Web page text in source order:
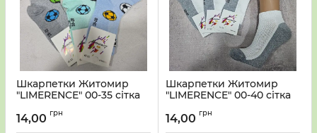
Шкарпетки Житомир
"LIMERENCE" 00-35 сітка
довжиною стопи: р. 14-16,
14,00 грн
Шкарпетки Житомир
"LIMERENCE" 00-40 сітка
довжиною стопи: р. 18-20,
14,00 грн